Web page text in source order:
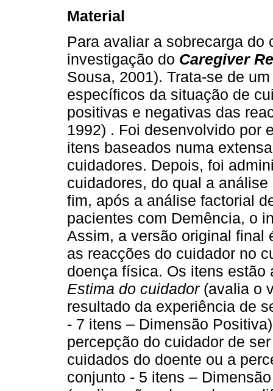
Material
Para avaliar a sobrecarga
investigação do Caregiver
Sousa, 2001). Trata-se de
específicos da situação de
positivas e negativas das
1992) . Foi desenvolvido por
itens baseados numa
cuidadores. Depois, foi
cuidadores, do qual a
fim, após a análise factorial
pacientes com Demência, o
Assim, a versão original final
as reacções do cuidador no
doença física. Os itens
Estima do cuidador(avalia o
resultado da experiência de
- 7 itens – Dimensão
percepção do cuidador de
cuidados do doente ou a
conjunto - 5 itens –